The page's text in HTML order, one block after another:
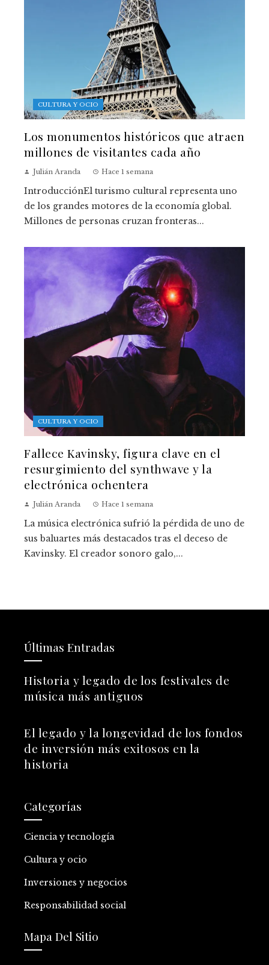
CULTURA Y OCIO
Los monumentos históricos que atraen
millones de visitantes cada año
Julián Aranda Hace 1 semana
IntroducciónEl turismo cultural representa uno
de los grandes motores de la economía global.
Millones de personas cruzan fronteras...
CULTURA Y OCIO
Fallece Kavinsky, figura clave en el
resurgimiento del synthwave y la
electrónica ochentera
Julián Aranda Hace 1 semana
La música electrónica sufrió la pérdida de uno de
sus baluartes más destacados tras el deceso de
Kavinsky. El creador sonoro galo,...
Últimas Entradas
Historia y legado de los festivales de
música más antiguos
El legado y la longevidad de los fondos
de inversión más exitosos en la
historia
Categorías
Ciencia y tecnología
Cultura y ocio
Inversiones y negocios
Responsabilidad social
Mapa Del Sitio